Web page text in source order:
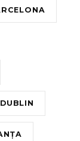
DUBLIN